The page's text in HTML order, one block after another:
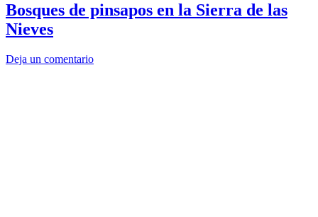
Bosques de pinsapos en la Sierra de las
Nieves
Deja un comentario